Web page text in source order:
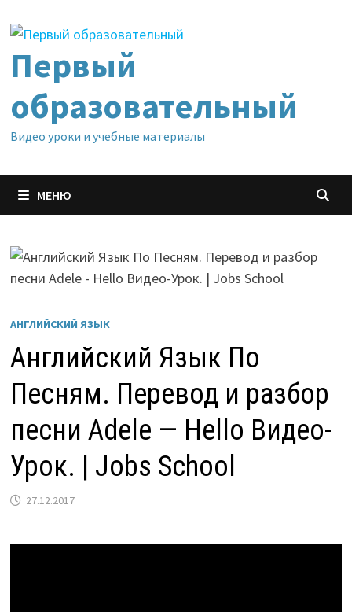
содержимому
Первый
образовательный
Видео уроки и учебные материалы
МЕНЮ
АНГЛИЙСКИЙ ЯЗЫК
Английский Язык По
Песням. Перевод и разбор
песни Adele — Hello Видео-
Урок. | Jobs School
27.12.2017